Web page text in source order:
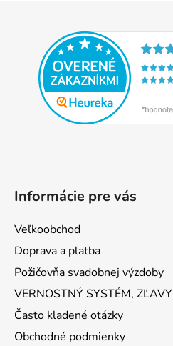
Informácie pre vás
Veľkoobchod
Doprava a platba
Požičovňa svadobnej výzdoby
VERNOSTNÝ SYSTÉM, ZĽAVY
Často kladené otázky
Obchodné podmienky